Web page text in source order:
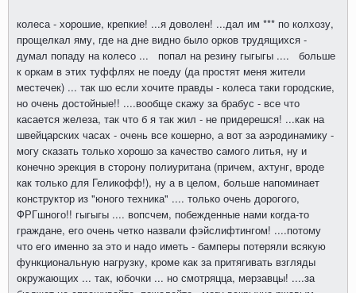
колеса - хорошие, крепкие! ...я доволен! ...дал им *** по колхозу,
прощелкал яму, где на дне видно было орков трудящихся -
думал попаду на колесо ... попал на резину гыгыгы .... больше
к оркам в этих туффлях не поеду (да простят меня жители
местечек) ... так шо если хочите правды - колеса таки городские,
но очень достойные!! ....вообще скажу за брабус - все что
касается железа, так что б я так жил - не придерешся! ...как на
швейцарских часах - очень все кошерно, а вот за аэродинамику -
могу сказать только хорошо за качество самого литья, ну и
конечно эрекция в сторону полиуритана (причем, ахтунг, вроде
как только для Геликофф!), ну а в целом, больше напоминает
конструктор из "юного техника" .... только очень дорогого,
ФРГшного!! гыгыгы .... вопсчем, побежденные нами когда-то
граждане, его очень четко назвали фэйслифтингом! ....потому
что его именно за это и надо иметь - бамперы потеряли всякую
функциональную нагрузку, кроме как за притягивать взгляды
окружающих ... так, юбочки ... но смотряцца, мерзавцы! ....за